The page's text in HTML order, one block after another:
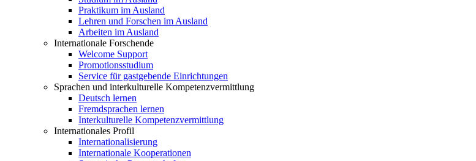
Praktikum im Ausland
Lehren und Forschen im Ausland
Arbeiten im Ausland
Internationale Forschende
Welcome Support
Promotionsstudium
Service für gastgebende Einrichtungen
Sprachen und interkulturelle Kompetenzvermittlung
Deutsch lernen
Fremdsprachen lernen
Interkulturelle Kompetenzvermittlung
Internationales Profil
Internationalisierung
Internationale Kooperationen